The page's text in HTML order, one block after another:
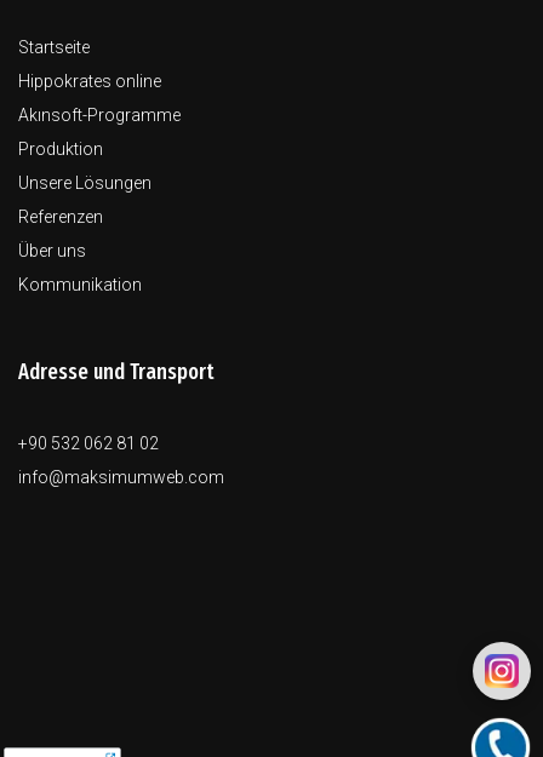
Startseite
Hippokrates online
Akınsoft-Programme
Produktion
Unsere Lösungen
Referenzen
Über uns
Kommunikation
Adresse und Transport
+90 532 062 81 02
info@maksimumweb.com